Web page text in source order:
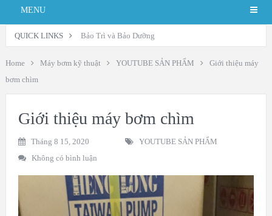
MENU
QUICK LINKS Bảo Trì và Bảo Dưỡng
Home Máy bơm kỹ thuật YOUTUBE SẢN PHẨM
Giới thiệu máy
bơm chìm
Giới thiệu máy bơm chìm
Tháng 8 15, 2020
YOUTUBE SẢN PHẨM
Không có bình luận